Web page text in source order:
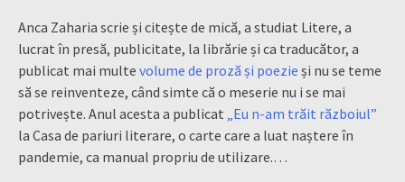
Anca Zaharia scrie și citește de mică, a studiat Litere, a
lucrat în presă, publicitate, la librărie și ca traducător, a
publicat mai multe volume de proză și poezie și nu se teme
să se reinventeze, când simte că o meserie nu i se mai
potrivește. Anul acesta a publicat „Eu n-am trăit războiul”
la Casa de pariuri literare, o carte care a luat naștere în
pandemie, ca manual propriu de utilizare.…